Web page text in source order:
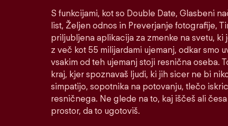
S funkcijami, kot so Double Date, Glasbeni
list, Željen odnos in Preverjanje fotografije,
priljubljena aplikacija za zmenke na svetu, ki
z več kot 55 milijardami ujemanj, odkar smo
vsakim od teh ujemanj stoji resnična oseba.
kraj, kjer spoznavaš ljudi, ki jih sicer ne bi
simpatijo, sopotnika na potovanju, tlečo
resničnega. Ne glede na to, kaj iščeš ali
prostor, da to ugotoviš.